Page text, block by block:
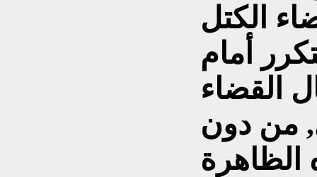
الكتل
أمام
القضاء
من دون